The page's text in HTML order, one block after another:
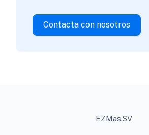
Contacta con nosotros
EZMas.SV